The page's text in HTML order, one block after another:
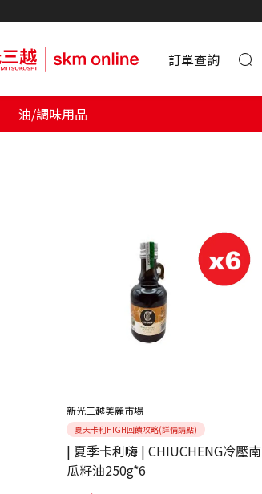
訂單查詢
油/調味用品
新光三越美麗市場
夏天卡利HIGH回饋攻略(詳情請點)
| 夏季卡利嗨 | CHIUCHENG冷壓南
瓜籽油250g*6